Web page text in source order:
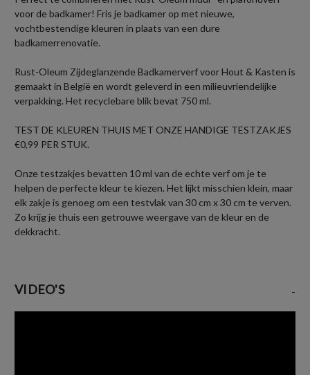
voor de badkamer! Fris je badkamer op met nieuwe,
vochtbestendige kleuren in plaats van een dure
badkamerrenovatie.
Rust-Oleum Zijdeglanzende Badkamerverf voor Hout & Kasten is
gemaakt in België en wordt geleverd in een milieuvriendelijke
verpakking. Het recyclebare blik bevat 750 ml.
TEST DE KLEUREN THUIS MET ONZE HANDIGE TESTZAKJES
€0,99 PER STUK.
Onze testzakjes bevatten 10 ml van de echte verf om je te
helpen de perfecte kleur te kiezen. Het lijkt misschien klein, maar
elk zakje is genoeg om een testvlak van 30 cm x 30 cm te verven.
Zo krijg je thuis een getrouwe weergave van de kleur en de
dekkracht.
VIDEO'S -